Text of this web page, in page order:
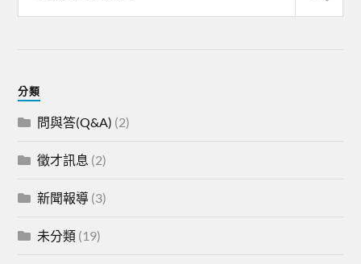
分類
問與答(Q&A) (2)
徵才訊息 (2)
新聞報導 (3)
未分類 (19)